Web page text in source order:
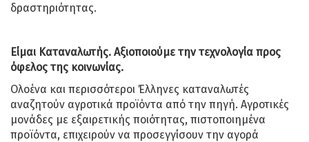
δραστηριότητας.
Είμαι Καταναλωτής. Αξιοποιούμε την τεχνολογία προς
όφελος της κοινωνίας.
Ολοένα και περισσότεροι Έλληνες καταναλωτές
αναζητούν αγροτικά προϊόντα από την πηγή. Αγροτικές
μονάδες με εξαιρετικής ποιότητας, πιστοποιημένα
προϊόντα, επιχειρούν να προσεγγίσουν την αγορά